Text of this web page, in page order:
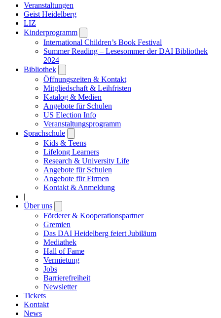
Veranstaltungen
Geist Heidelberg
LIZ
Kinderprogramm
submenu
International Children’s Book Festival
Summer Reading – Lesesommer der DAI Bibliothek
2024
Bibliothek
submenu
Öffnungszeiten & Kontakt
Mitgliedschaft & Leihfristen
Katalog & Medien
Angebote für Schulen
US Election Info
Veranstaltungsprogramm
Sprachschule
submenu
Kids & Teens
Lifelong Learners
Research & University Life
Angebote für Schulen
Angebote für Firmen
Kontakt & Anmeldung
|
Über uns
submenu
Förderer & Kooperationspartner
Gremien
Das DAI Heidelberg feiert Jubiläum
Mediathek
Hall of Fame
Vermietung
Jobs
Barrierefreiheit
Newsletter
Tickets
Kontakt
News